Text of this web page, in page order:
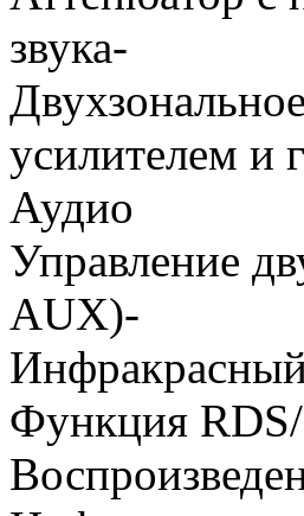
звука-
усилителем и
Аудио
Управление
AUX)-
Функция